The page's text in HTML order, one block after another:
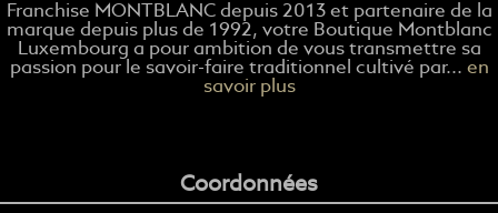
Franchise MONTBLANC depuis 2013 et partenaire de la
marque depuis plus de 1992, votre Boutique Montblanc
Luxembourg a pour ambition de vous transmettre sa
passion pour le savoir-faire traditionnel cultivé par... en
savoir plus
Coordonnées